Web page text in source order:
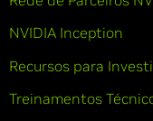
NVIDIA Inception
Recursos para
Treinamentos